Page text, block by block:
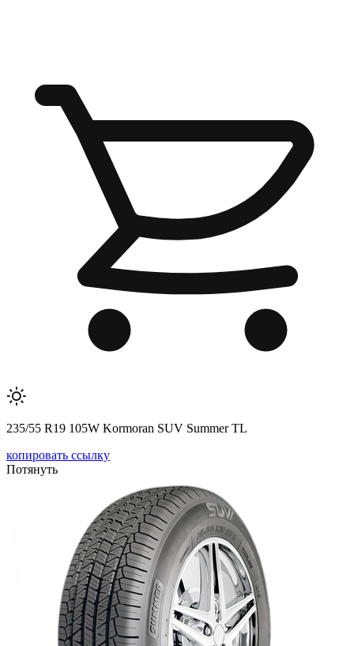
235/55 R19 105W Kormoran SUV Summer TL
копировать ссылку
Потянуть